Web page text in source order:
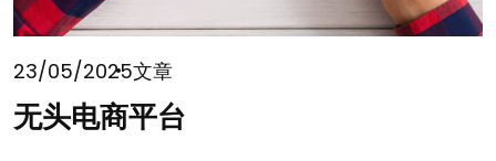
23/05/2025文章
无头电商平台